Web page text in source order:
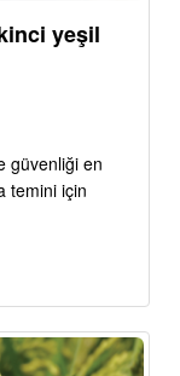
yeşil
güvenliği en
temini için